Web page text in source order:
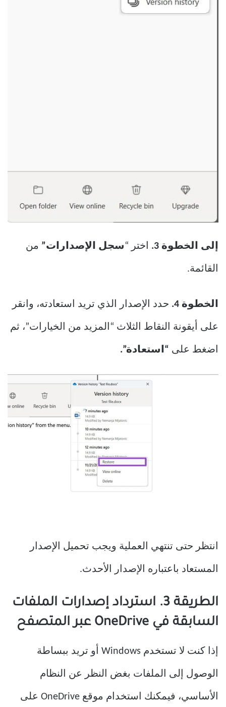
إلى الخطوة 3. اختر “ سجل الإصدارات” من
القائمة.
الخطوة 4. حدد الإصدار الذي تريد استعادته، وانقر
على أيقونة النقاط الثلاث “المزيد من الخيارات”، ثم
اضغط على “استعادة”.
انتظر حتى تنتهي العملية ويجب تحميل الإصدار
المستعاد باعتباره الإصدار الأحدث.
الطريقة 3. استرداد إصدارات الملفات
السابقة في OneDrive عبر المتصفح
إذا كنت لا تستخدم Windows أو تريد ببساطة
الوصول إلى الملفات بغض النظر عن النظام
الأساسي، فيمكنك استخدام موقع OneDrive على